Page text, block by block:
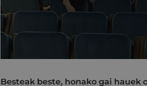
Besteak beste, honako gai